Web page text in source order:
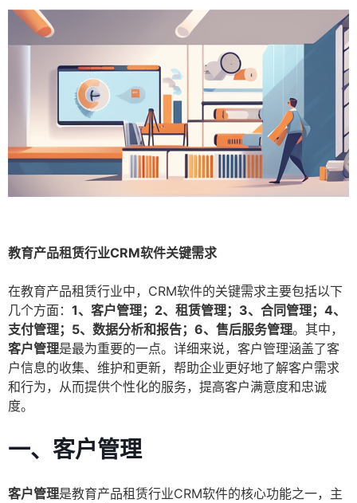
教育产品租赁行业CRM软件关键需求
在教育产品租赁行业中，CRM软件的关键需求主要包括以下
几个方面： 1、客户管理；2、租赁管理；3、合同管理；4、
支付管理；5、数据分析和报告；6、售后服务管理。其中，
客户管理是最为重要的一点。详细来说，客户管理涵盖了客
户信息的收集、维护和更新，帮助企业更好地了解客户需求
和行为，从而提供个性化的服务，提高客户满意度和忠诚
度。
一、客户管理
客户管理是教育产品租赁行业CRM软件的核心功能之一，主